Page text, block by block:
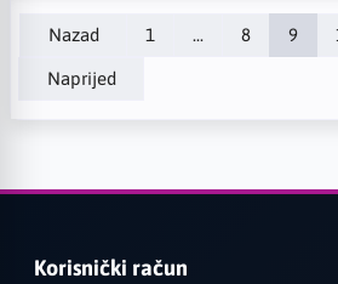
Nazad 1 ... 8 9
Naprijed
Korisnički račun